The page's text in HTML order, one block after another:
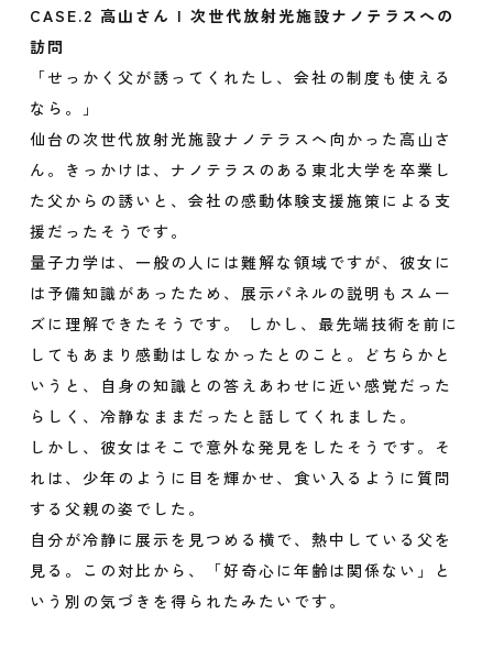
CASE.2 高山さん | 次世代放射光施設ナノテラスへの
訪問
「せっかく父が誘ってくれたし、会社の制度も使える
なら。」
仙台の次世代放射光施設ナノテラスへ向かった高山さ
ん。きっかけは、ナノテラスのある東北大学を卒業し
た父からの誘いと、会社の感動体験支援施策による支
援だったそうです。
量子力学は、一般の人には難解な領域ですが、彼女に
は予備知識があったため、展示パネルの説明もスムー
ズに理解できたそうです。 しかし、最先端技術を前に
してもあまり感動はしなかったとのこと。どちらかと
いうと、自身の知識との答えあわせに近い感覚だった
らしく、冷静なままだったと話してくれました。
しかし、彼女はそこで意外な発見をしたそうです。そ
れは、少年のように目を輝かせ、食い入るように質問
する父親の姿でした。
自分が冷静に展示を見つめる横で、熱中している父を
見る。この対比から、「好奇心に年齢は関係ない」と
いう別の気づきを得られたみたいです。